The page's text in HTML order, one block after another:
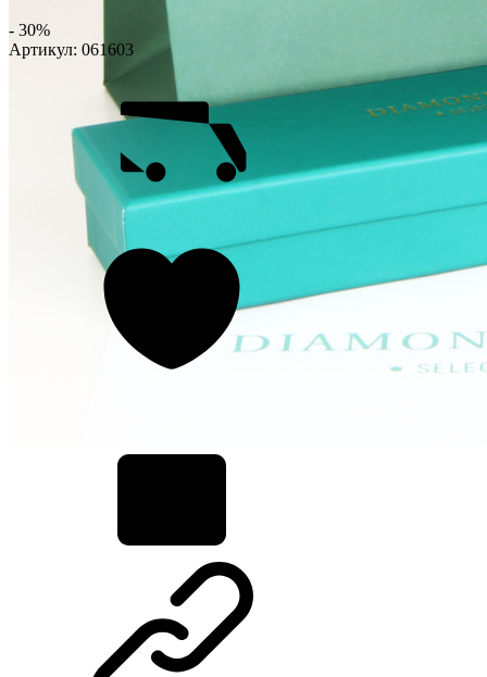
- 30%
Артикул: 061603